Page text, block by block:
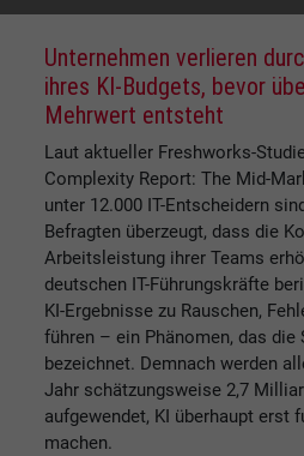
Unternehmen verlieren
ihres KI-Budgets, bevor
Mehrwert entsteht
Laut aktueller Freshworks-
Complexity Report: The Mid-
unter 12.000 IT-Entscheidern
Befragten überzeugt, dass die
Arbeitsleistung ihrer Teams
deutschen IT-Führungskräfte
KI-Ergebnisse zu Rauschen,
führen – ein Phänomen, das die
bezeichnet. Demnach werden
Jahr schätzungsweise 2,7
aufgewendet, KI überhaupt erst
machen.